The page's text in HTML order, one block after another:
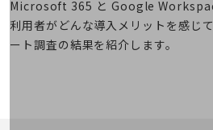
IoT
Microsoft 365 と Google
利用者がどんな導入メリットを感じ
ート調査の結果を紹介します。